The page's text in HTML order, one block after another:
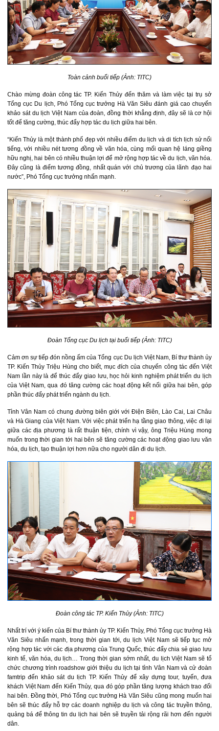
Toàn cảnh buổi tiếp (Ảnh: TITC)
Chào mừng đoàn công tác TP. Kiến Thủy đến thăm và làm việc tại trụ sở
Tổng cục Du lịch, Phó Tổng cục trưởng Hà Văn Siêu đánh giá cao chuyến
khảo sát du lịch Việt Nam của đoàn, đồng thời khẳng định, đây sẽ là cơ hội
tốt để tăng cường, thúc đẩy hợp tác du lịch giữa hai bên.
“Kiến Thủy là một thành phố đẹp với nhiều điểm du lịch và di tích lịch sử nổi
tiếng, với nhiều nét tương đồng về văn hóa, cùng mối quan hệ láng giềng
hữu nghị, hai bên có nhiều thuận lợi để mở rộng hợp tác về du lịch, văn hóa.
Đây cũng là điểm tương đồng, nhất quán với chủ trương của lãnh đạo hai
nước”, Phó Tổng cục trưởng nhấn mạnh.
Đoàn Tổng cục Du lịch tại buổi tiếp (Ảnh: TITC)
Cảm ơn sự tiếp đón nồng ấm của Tổng cục Du lịch Việt Nam, Bí thư thành ủy
TP. Kiến Thủy Triệu Hùng cho biết, mục đích của chuyến công tác đến Việt
Nam lần này là để thúc đẩy giao lưu, học hỏi kinh nghiệm phát triển du lịch
của Việt Nam, qua đó tăng cường các hoạt động kết nối giữa hai bên, góp
phần thúc đẩy phát triển ngành du lịch.
Tỉnh Vân Nam có chung đường biên giới với Điện Biên, Lào Cai, Lai Châu
và Hà Giang của Việt Nam. Với việc phát triển hạ tầng giao thông, việc đi lại
giữa các địa phương là rất thuận tiện, chính vì vậy, ông Triệu Hùng mong
muốn trong thời gian tới hai bên sẽ tăng cường các hoạt động giao lưu văn
hóa, du lịch, tạo thuận lợi hơn nữa cho người dân đi du lịch.
Đoàn công tác TP. Kiến Thủy (Ảnh: TITC)
Nhất trí với ý kiến của Bí thư thành ủy TP. Kiến Thủy, Phó Tổng cục trưởng Hà
Văn Siêu nhấn mạnh, trong thời gian tới, du lịch Việt Nam sẽ tiếp tục mở
rộng hợp tác với các địa phương của Trung Quốc, thúc đẩy chia sẻ giao lưu
kinh tế, văn hóa, du lịch… Trong thời gian sớm nhất, du lịch Việt Nam sẽ tổ
chức chương trình roadshow giới thiệu du lịch tại tỉnh Vân Nam và cử đoàn
famtrip đến khảo sát du lịch TP. Kiến Thủy để xây dựng tour, tuyến, đưa
khách Việt Nam đến Kiến Thủy, qua đó góp phần tăng lượng khách trao đổi
hai bên. Đồng thời, Phó Tổng cục trưởng Hà Văn Siêu cũng mong muốn hai
bên sẽ thúc đẩy hỗ trợ các doanh nghiệp du lịch và công tác truyền thông,
quảng bá để thông tin du lịch hai bên sẽ truyền tải rộng rãi hơn đến người
dân.